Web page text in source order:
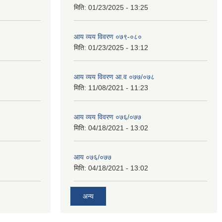
मिति: 01/23/2025 - 13:25
आय व्यय विवरण ०७९-०८०
मिति: 01/23/2025 - 13:12
आय व्यय विवरण आ.व ०७७/०७८
मिति: 11/08/2021 - 11:23
आय व्यय विवरण ०७६/०७७
मिति: 04/18/2021 - 13:02
आय ०७६/०७७
मिति: 04/18/2021 - 13:02
अन्य